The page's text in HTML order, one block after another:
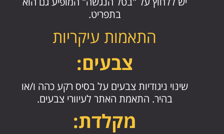
בתפריט.
התאמות עיקריות
צבעים:
שינוי ניגודיות צבעים על בסיס רקע כהה ו/או
בהיר. התאמת האתר לעיוורי צבעים.
מקלדת: